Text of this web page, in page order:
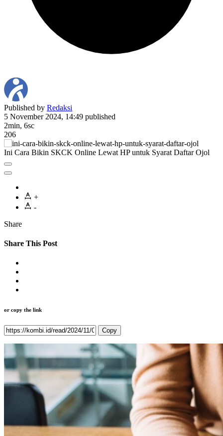
Published by Redaksi
5 November 2024, 14:49 published
2min, 6sc
206
Ini Cara Bikin SKCK Online Lewat HP untuk Syarat Daftar Ojol
+
-
Share
Share This Post
or copy the link
Copy